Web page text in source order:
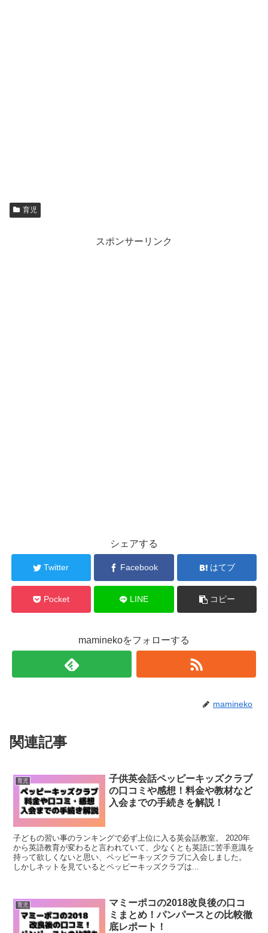
育児
スポンサーリンク
シェアする
Twitter Facebook はてブ
Pocket LINE コピー
maminekoをフォローする
mamineko
関連記事
育児
子供英会話ペッピーキッズクラブ
の口コミや感想！料金や教材など
入会までの手続きを解説！
子どもの習い事のランキングで必ず上位に入る英会話教室。 2020年
から英語教育が変わると言われていて、少なくとも英語に苦手意識を
持って欲しくないと思い、ペッピーキッズクラブに入会しました。
しかしネットを見ているとペッピーキッズクラブは...
育児
マミーポコの2018改良後の口コ
ミまとめ！パンパースとの比較徹
底レポート！